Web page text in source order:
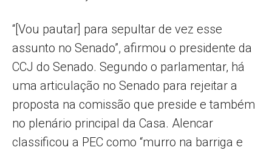
“[Vou pautar] para sepultar de vez esse
assunto no Senado”, afirmou o presidente da
CCJ do Senado. Segundo o parlamentar, há
uma articulação no Senado para rejeitar a
proposta na comissão que preside e também
no plenário principal da Casa. Alencar
classificou a PEC como “murro na barriga e